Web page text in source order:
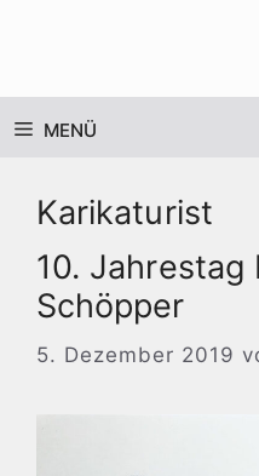
MENÜ
Karikaturist
10. Jahrestag
Schöpper
5. Dezember 2019